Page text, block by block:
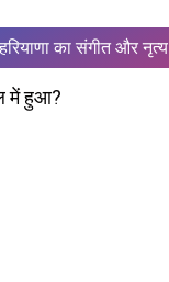
हरियाणा का संगीत और नृत्य
में हुआ?